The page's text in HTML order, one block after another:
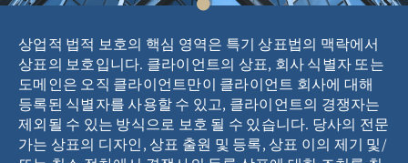
상업적 법적 보호의 핵심 영역은 특기 상표법의 맥락에서
상표의 보호입니다. 클라이언트의 상표, 회사 식별자 또는
도메인은 오직 클라이언트만이 클라이언트 회사에 대해
등록된 식별자를 사용할 수 있고, 클라이언트의 경쟁자는
제외될 수 있는 방식으로 보호 될 수 있습니다. 당사의 전문
가는 상표의 디자인, 상표 출원 및 등록, 상표 이의 제기 및/